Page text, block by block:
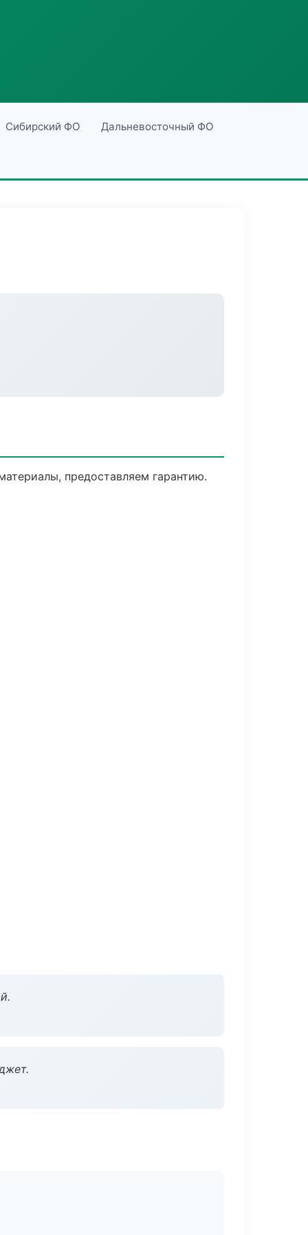
Сибирский ФО Дальневосточный ФО
предоставляем гарантию.